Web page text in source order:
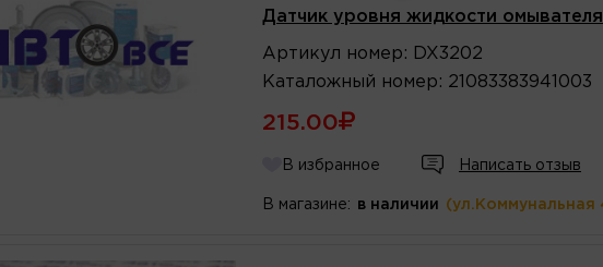
Датчик уровня жидкости
Артикул номер :
DX3202
Каталожный номер : 21083383941003
215.00
В избранное Написать отзыв
В магазине: в наличии (ул.Коммунальная